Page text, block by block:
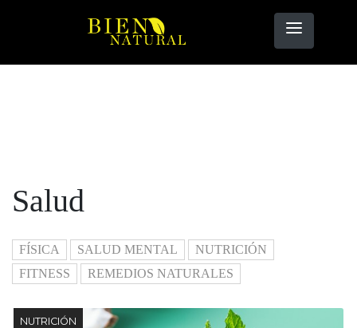
Salud
FÍSICA SALUD MENTAL
NUTRICIÓN
FITNESS
REMEDIOS NATURALES
NUTRICIÓN